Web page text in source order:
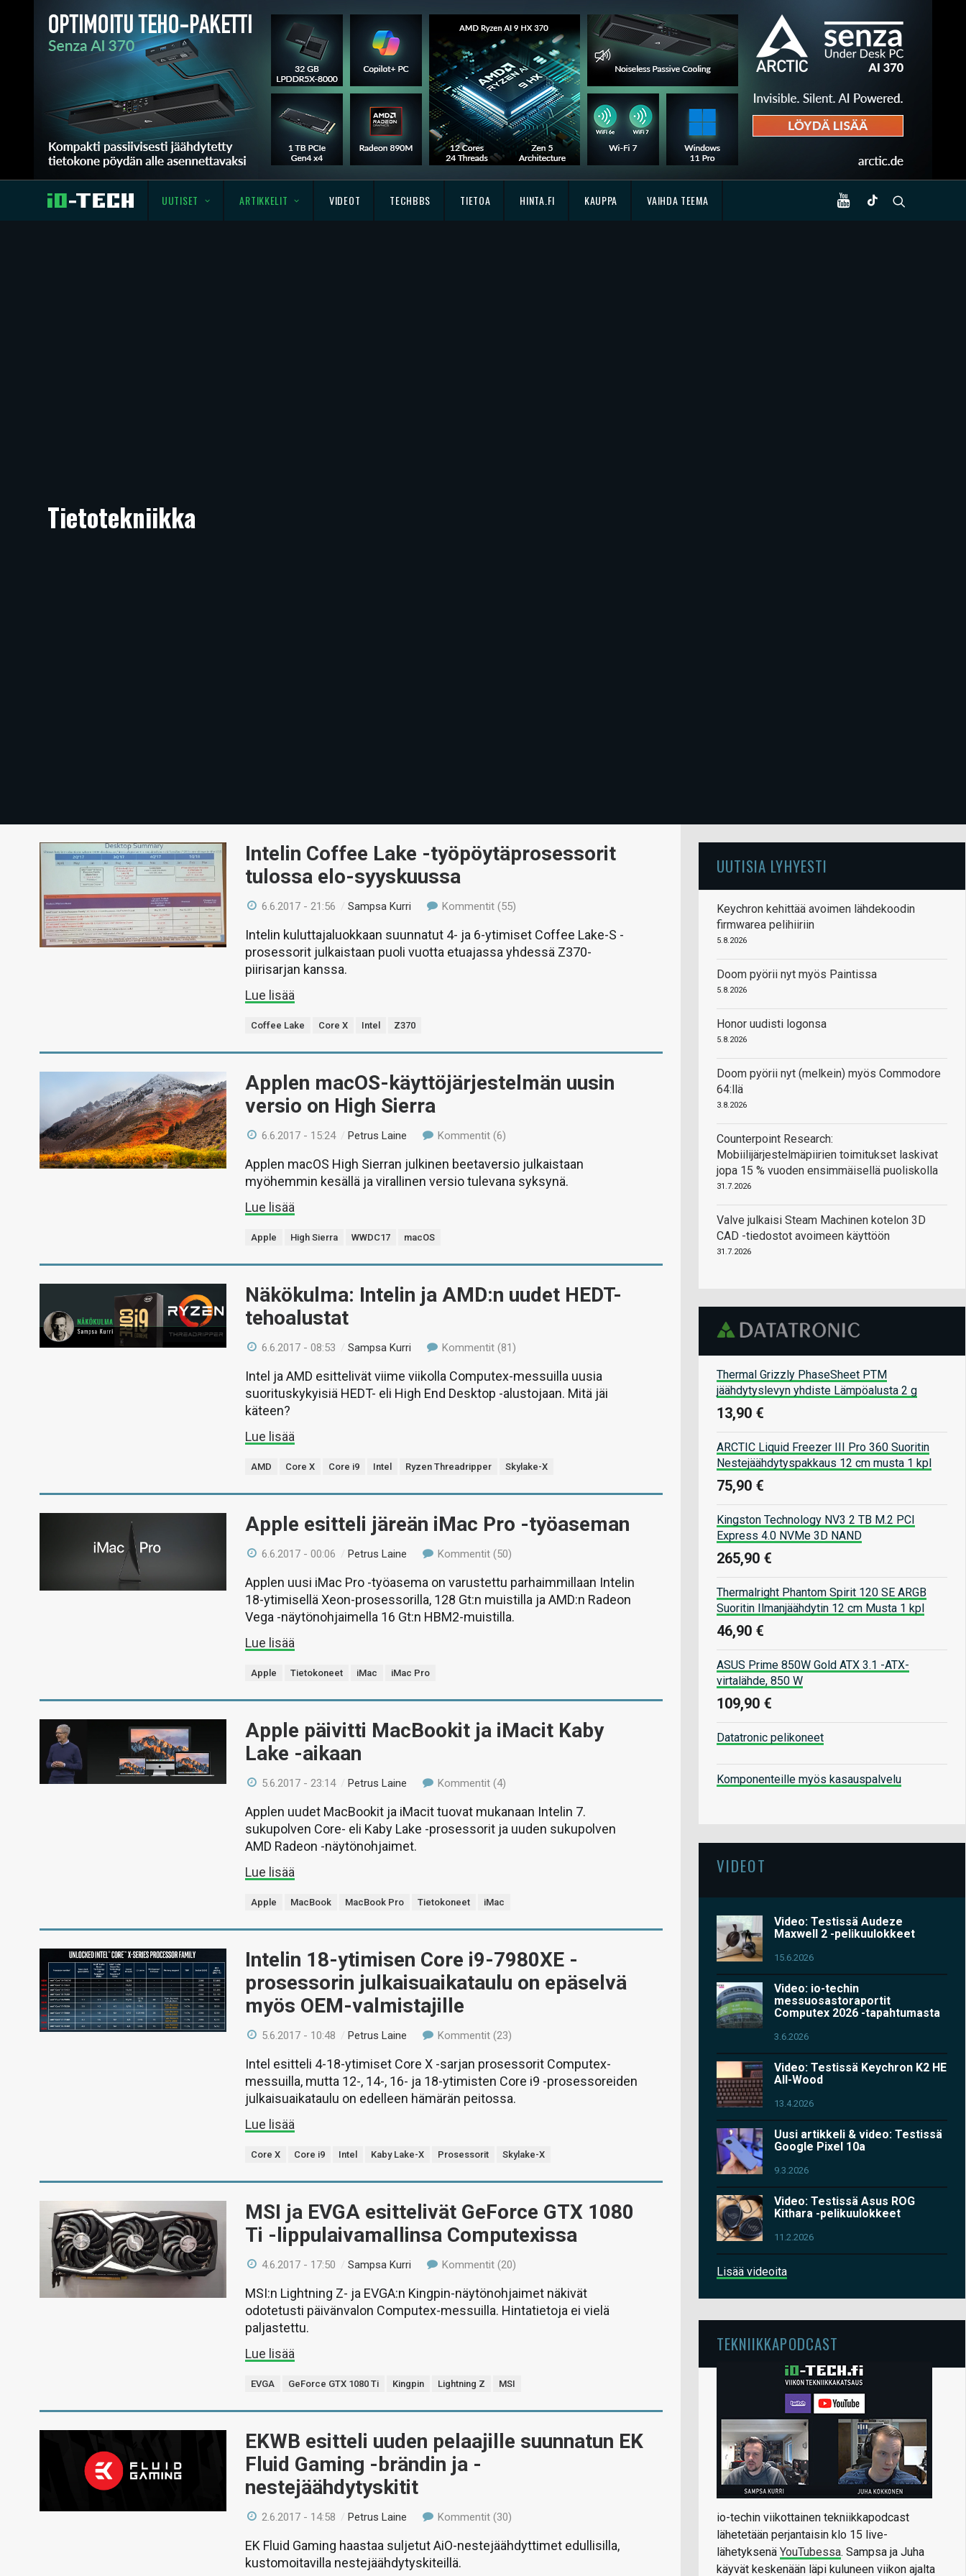
UUTISET ARTIKKELIT VIDEOT TECHBBS TIETOA HINTA.FI KAUPPA VAIHDA TEEMA
Tietotekniikka
Intelin Coffee Lake -työpöytäprosessorit
tulossa elo-syyskuussa
6.6.2017 - 21:56 /Sampsa Kurri Kommentit (55)
Intelin kuluttajaluokkaan suunnatut 4- ja 6-ytimiset Coffee Lake-S -
prosessorit julkaistaan puoli vuotta etuajassa yhdessä Z370-
piirisarjan kanssa.
Lue lisää
Coffee Lake Core X Intel Z370
Applen macOS-käyttöjärjestelmän uusin
versio on High Sierra
6.6.2017 - 15:24 /Petrus Laine Kommentit (6)
Applen macOS High Sierran julkinen beetaversio julkaistaan
myöhemmin kesällä ja virallinen versio tulevana syksynä.
Lue lisää
Apple High Sierra WWDC17 macOS
Näkökulma: Intelin ja AMD:n uudet HEDT-
tehoalustat
6.6.2017 - 08:53 /Sampsa Kurri Kommentit (81)
Intel ja AMD esittelivät viime viikolla Computex-messuilla uusia
suorituskykyisiä HEDT- eli High End Desktop -alustojaan. Mitä jäi
käteen?
Lue lisää
AMD Core X Core i9 Intel Ryzen Threadripper Skylake-X
Apple esitteli järeän iMac Pro -työaseman
6.6.2017 - 00:06 /Petrus Laine Kommentit (50)
Applen uusi iMac Pro -työasema on varustettu parhaimmillaan Intelin
18-ytimisellä Xeon-prosessorilla, 128 Gt:n muistilla ja AMD:n Radeon
Vega -näytönohjaimella 16 Gt:n HBM2-muistilla.
Lue lisää
Apple Tietokoneet iMac iMac Pro
Apple päivitti MacBookit ja iMacit Kaby
Lake -aikaan
5.6.2017 - 23:14 /Petrus Laine Kommentit (4)
Applen uudet MacBookit ja iMacit tuovat mukanaan Intelin 7.
sukupolven Core- eli Kaby Lake -prosessorit ja uuden sukupolven
AMD Radeon -näytönohjaimet.
Lue lisää
Apple MacBook MacBook Pro Tietokoneet iMac
Intelin 18-ytimisen Core i9-7980XE -
prosessorin julkaisuaikataulu on epäselvä
myös OEM-valmistajille
5.6.2017 - 10:48 /Petrus Laine Kommentit (23)
Intel esitteli 4-18-ytimiset Core X -sarjan prosessorit Computex-
messuilla, mutta 12-, 14-, 16- ja 18-ytimisten Core i9 -prosessoreiden
julkaisuaikataulu on edelleen hämärän peitossa.
Lue lisää
Core X Core i9 Intel Kaby Lake-X Prosessorit Skylake-X
MSI ja EVGA esittelivät GeForce GTX 1080
Ti -lippulaivamallinsa Computexissa
4.6.2017 - 17:50 /Sampsa Kurri Kommentit (20)
MSI:n Lightning Z- ja EVGA:n Kingpin-näytönohjaimet näkivät
odotetusti päivänvalon Computex-messuilla. Hintatietoja ei vielä
paljastettu.
Lue lisää
EVGA GeForce GTX 1080 Ti Kingpin Lightning Z MSI
EKWB esitteli uuden pelaajille suunnatun EK
Fluid Gaming -brändin ja -
nestejäähdytyskitit
2.6.2017 - 14:58 /Petrus Laine Kommentit (30)
EK Fluid Gaming haastaa suljetut AiO-nestejäähdyttimet edullisilla,
kustomoitavilla nestejäähdytyskiteillä.
UUTISIA LYHYESTI
Keychron kehittää avoimen lähdekoodin
firmwarea pelihiiriin
5.8.2026
Doom pyörii nyt myös Paintissa
5.8.2026
Honor uudisti logonsa
5.8.2026
Doom pyörii nyt (melkein) myös Commodore
64:llä
3.8.2026
Counterpoint Research:
Mobiilijärjestelmäpiirien toimitukset laskivat
jopa 15 % vuoden ensimmäisellä puoliskolla
31.7.2026
Valve julkaisi Steam Machinen kotelon 3D
CAD -tiedostot avoimeen käyttöön
31.7.2026
Thermal Grizzly PhaseSheet PTM
jäähdytyslevyn yhdiste Lämpöalusta 2 g
13,90 €
ARCTIC Liquid Freezer III Pro 360 Suoritin
Nestejäähdytyspakkaus 12 cm musta 1 kpl
75,90 €
Kingston Technology NV3 2 TB M.2 PCI
Express 4.0 NVMe 3D NAND
265,90 €
Thermalright Phantom Spirit 120 SE ARGB
Suoritin Ilmanjäähdytin 12 cm Musta 1 kpl
46,90 €
ASUS Prime 850W Gold ATX 3.1 -ATX-
virtalähde, 850 W
109,90 €
Datatronic pelikoneet
Komponenteille myös kasauspalvelu
VIDEOT
Video: Testissä Audeze
Maxwell 2 -pelikuulokkeet
15.6.2026
Video: io-techin
messuosastoraportit
Computex 2026 -tapahtumasta
3.6.2026
Video: Testissä Keychron K2 HE
All-Wood
13.4.2026
Uusi artikkeli & video: Testissä
Google Pixel 10a
9.3.2026
Video: Testissä Asus ROG
Kithara -pelikuulokkeet
11.2.2026
Lisää videoita
TEKNIIKKAPODCAST
io-techin viikottainen tekniikkapodcast
lähetetään perjantaisin klo 15 live-
lähetyksenä YouTubessa. Sampsa ja Juha
käyvät keskenään läpi kuluneen viikon ajalta